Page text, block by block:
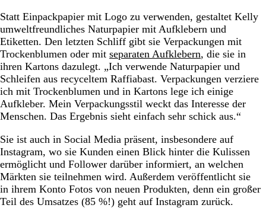
Statt Einpackpapier mit Logo zu verwenden, gestaltet Kelly
umweltfreundliches Naturpapier mit Aufklebern und
Etiketten. Den letzten Schliff gibt sie Verpackungen mit
Trockenblumen oder mit separaten Aufklebern, die sie in
ihren Kartons dazulegt. „Ich verwende Naturpapier und
Schleifen aus recyceltem Raffiabast. Verpackungen verziere
ich mit Trockenblumen und in Kartons lege ich einige
Aufkleber. Mein Verpackungsstil weckt das Interesse der
Menschen. Das Ergebnis sieht einfach sehr schick aus.“
Sie ist auch in Social Media präsent, insbesondere auf
Instagram, wo sie Kunden einen Blick hinter die Kulissen
ermöglicht und Follower darüber informiert, an welchen
Märkten sie teilnehmen wird. Außerdem veröffentlicht sie
in ihrem Konto Fotos von neuen Produkten, denn ein großer
Teil des Umsatzes (85 %!) geht auf Instagram zurück.